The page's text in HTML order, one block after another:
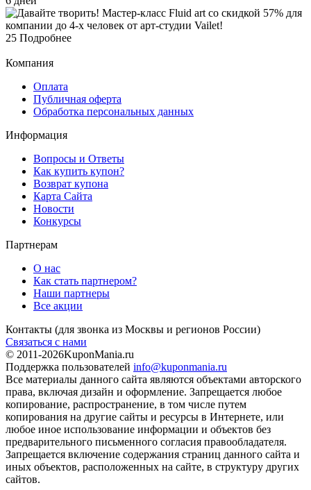
25 Подробнее
Компания
Оплата
Публичная оферта
Обработка персональных данных
Информация
Вопросы и Ответы
Как купить купон?
Возврат купона
Карта Сайта
Новости
Конкурсы
Партнерам
О нас
Как стать партнером?
Наши партнеры
Все акции
Контакты (для звонка из Москвы и регионов России)
Связаться с нами
© 2011-2026KuponMania.ru
Поддержка пользователей info@kuponmania.ru
Все материалы данного сайта являются объектами авторского
права, включая дизайн и оформление. Запрещается любое
копирование, распространение, в том числе путем
копирования на другие сайты и ресурсы в Интернете, или
любое иное использование информации и объектов без
предварительного письменного согласия правообладателя.
Запрещается включение содержания страниц данного сайта и
иных объектов, расположенных на сайте, в структуру других
сайтов.